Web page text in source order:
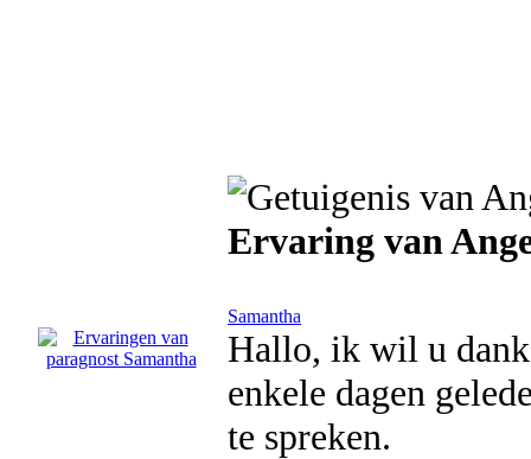
Ervaring van
Samantha
Hallo, ik wil u
enkele dagen
te spreken.